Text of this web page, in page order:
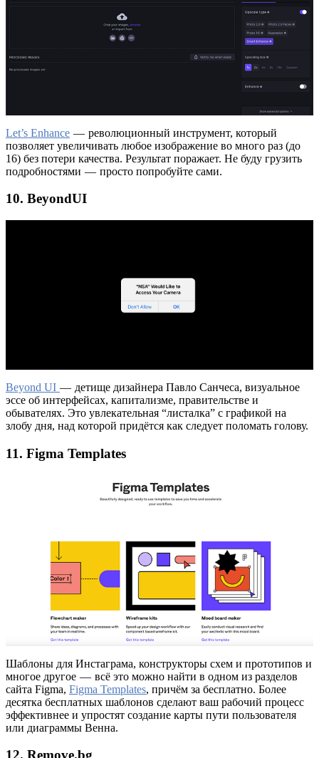
Let’s Enhance — революционный инструмент, который
позволяет увеличивать любое изображение во много раз (до
16) без потери качества. Результат поражает. Не буду грузить
подробностями — просто попробуйте сами.
10. BeyondUI
Beyond UI — детище дизайнера Павло Санчеса, визуальное
эссе об интерфейсах, капитализме, правительстве и
обывателях. Это увлекательная “листалка” с графикой на
злобу дня, над которой придётся как следует поломать голову.
11. Figma Templates
Шаблоны для Инстаграма, конструкторы схем и прототипов и
многое другое — всё это можно найти в одном из разделов
сайта Figma, Figma Templates, причём за бесплатно. Более
десятка бесплатных шаблонов сделают ваш рабочий процесс
эффективнее и упростят создание карты пути пользователя
или диаграммы Венна.